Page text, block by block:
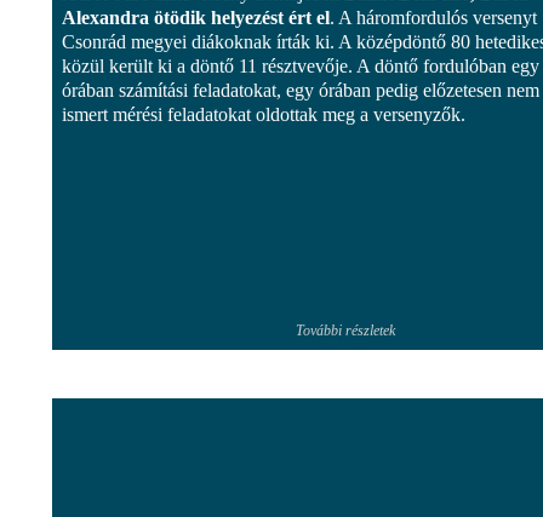
Alexandra ötödik helyezést ért el. A háromfordulós versenyt
Csonrád megyei diákoknak írták ki. A középdöntő 80
közül került ki a döntő 11 résztvevője. A döntő fordulóban egy
órában számítási feladatokat, egy órában pedig előzetesen nem
ismert mérési feladatokat oldottak meg a versenyzők.
További részletek